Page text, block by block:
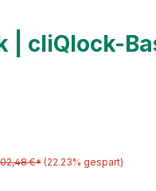
| cliQlock-
€* (22.23% gespart)